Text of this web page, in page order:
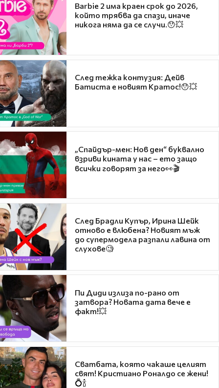
Barbie 2 има краен срок до 2026,
който трябва да спази, иначе
никога няма да се случи.😯💥
След тежка контузия: Дейв
Батиста е новият Кратос!😯💥
„Спайдър-мен: Нов ден“ буквално
взриви кината у нас – ето защо
всички говорят за него👀🎬
След Брадли Купър, Ирина Шейк
отново е влюбена? Новият мъж
до супермодела разпали лавина от
слухове🧐
Пи Диди излиза по-рано от
затвора? Новата дата вече е
факт!💥
Сватбата, която чакаше целият
свят! Кристиано Роналдо се жени!
💍🍾